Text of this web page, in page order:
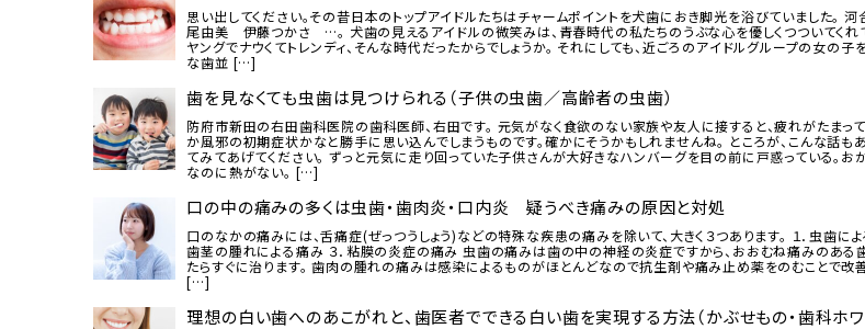
思い出してください。その昔日本のトップアイドルたちはチャームポイントを犬歯におき脚光を浴びていました。
尾由美 伊藤つかさ …。 犬歯の見えるアイドルの微笑みは、青春時代の私たちのうぶな心を優しくつついてくれ
ヤングでナウくてトレンディ、そんな時代だったからでしょうか。 それにしても、近ごろのアイドルグループの女の子
な歯並 […]
歯を見なくても虫歯は見つけられる（子供の虫歯／高齢者の虫歯）
防府市新田の右田歯科医院の歯科医師、右田です。 元気がなく食欲のない家族や友人に接すると、疲れがたまっ
か風邪の初期症状かなと勝手に思い込んでしまうものです。確かにそうかもしれませんね。 ところが、こんな話も
てみてあげてください。 ずっと元気に走り回っていた子供さんが大好きなハンバーグを目の前に戸惑っている。お
なのに熱がない。 […]
口の中の痛みの多くは虫歯・歯肉炎・口内炎 疑うべき痛みの原因と対処
口のなかの痛みには、舌痛症(ぜっつうしょう)などの特殊な疾患の痛みを除いて、大きく３つあります。 １．虫歯によ
歯茎の腫れによる痛み ３．粘膜の炎症の痛み 虫歯の痛みは歯の中の神経の炎症ですから、おおむね痛みのある
たらすぐに治ります。 歯肉の腫れの痛みは感染によるものがほとんどなので抗生剤や痛み止め薬をのむことで改
[…]
理想の白い歯へのあこがれと、歯医者でできる白い歯を実現する方法（かぶせもの・歯科ホワ